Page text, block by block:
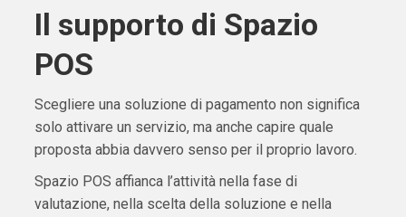
Il supporto di Spazio
POS
Scegliere una soluzione di pagamento non significa
solo attivare un servizio, ma anche capire quale
proposta abbia davvero senso per il proprio lavoro.
Spazio POS affianca l’attività nella fase di
valutazione, nella scelta della soluzione e nella